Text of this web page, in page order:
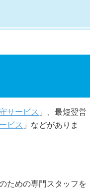
サービス 」、最短翌営
ビス 」などがありま
ための専門スタッフを